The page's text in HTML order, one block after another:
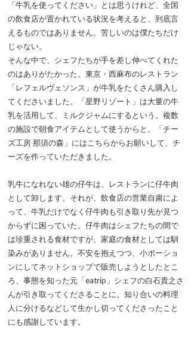
「牛乳を使ってください」とは思うけれど、全国
の飲食店が置かれている状況を考えると、到底言
えるものではありません。苦しいのは僕たちだけ
じゃない。
そんな中で、シェフたちが手を差し伸べてくれた
のはありがたかった。東京・西麻布のレストラン
「レフェルヴェソンス」が牛乳をたくさん購入し
てくださいました。「星野リゾート」は大量の牛
乳を活用して、ミルクジャムにするという。複数
の施設で朝食アイテムとして使うからと。「チー
ズ工房 那須の森」にはこちらからお願いして、チ
ーズを作っていただきました。
乳牛になれない雄の仔牛は、レストランに仔牛肉
として卸します。それが、飲食店の営業自粛によ
って、牛乳だけでなく仔牛肉も引き取り先が見つ
からずに困っていた。仔牛肉はシェフたちの間で
は珍重される食材ですが、家庭の食材としては馴
染みがありません。不安を抱えつつ、小ポーショ
ンにしてネットショップで販売しようとしたとこ
ろ、事態を知った元「eatrip」シェフの白石貴之さ
んが引き取ってくださることに。知り合いの料理
人に分けるなどして生かし切ってくださったこと
にも感謝しています。